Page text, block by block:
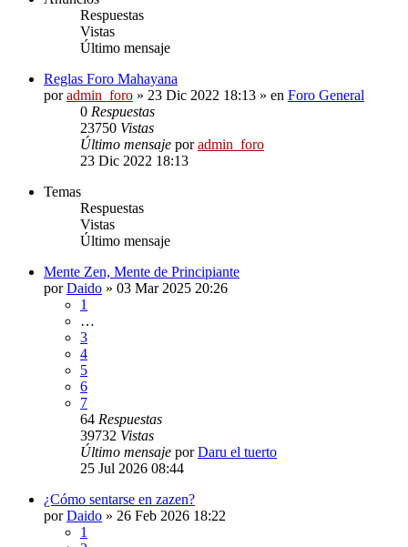
Respuestas
Vistas
Último mensaje
Reglas Foro Mahayana
poradmin_foro » 23 Dic 2022 18:13 » en Foro General
0 Respuestas
23750 Vistas
Último mensaje poradmin_foro
23 Dic 2022 18:13
Temas
Respuestas
Vistas
Último mensaje
Mente Zen, Mente de Principiante
porDaido » 03 Mar 2025 20:26
1
…
3
4
5
6
7
64 Respuestas
39732 Vistas
Último mensaje porDaru el tuerto
25 Jul 2026 08:44
¿Cómo sentarse en zazen?
porDaido » 26 Feb 2026 18:22
1